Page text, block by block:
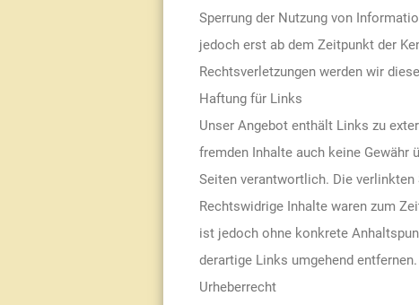
Sperrung der Nutzung von
jedoch erst ab dem Zeitpunkt der
Rechtsverletzungen werden wir
Haftung für Links
Unser Angebot enthält Links zu
fremden Inhalte auch keine Gewähr
Seiten verantwortlich. Die
Rechtswidrige Inhalte waren zum
ist jedoch ohne konkrete
derartige Links umgehend entfernen.
Urheberrecht